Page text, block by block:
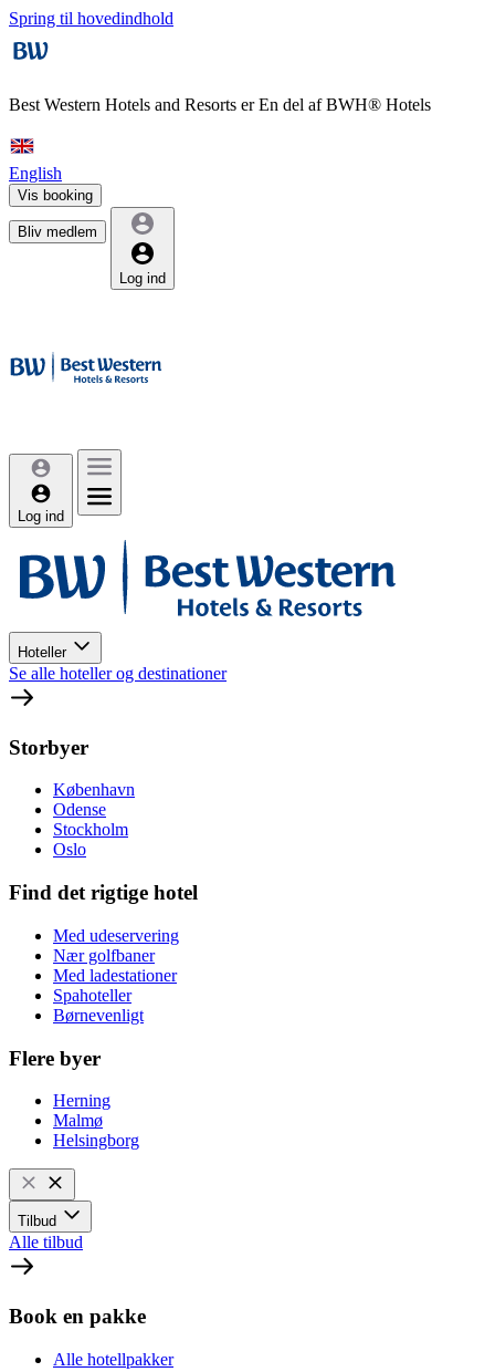
Spring til hovedindhold
Best Western Hotels and Resorts erEn del af BWH® Hotels
English
Vis booking
Bliv medlem
Log ind
Log ind
Hoteller
Se alle hoteller og destinationer
Storbyer
København
Odense
Stockholm
Oslo
Find det rigtige hotel
Med udeservering
Nær golfbaner
Med ladestationer
Spahoteller
Børnevenligt
Flere byer
Herning
Malmø
Helsingborg
Tilbud
Alle tilbud
Book en pakke
Alle hotellpakker